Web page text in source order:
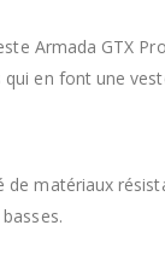
Armada GTX
en font une
matériaux